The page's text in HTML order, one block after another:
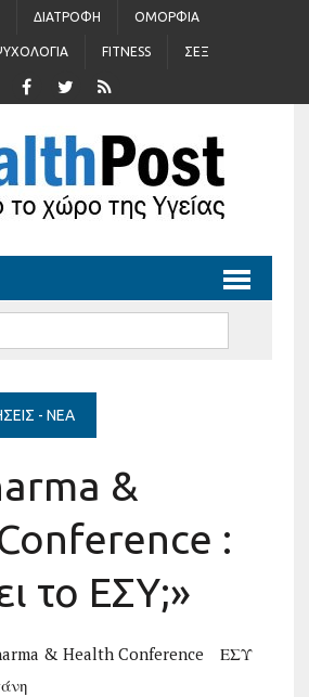
ΔΙΑΤΡΟΦΉ ΟΜΟΡΦΙΆ
FITNESS ΣΈΞ
- ΝΈΑ
&
:
το ΕΣΥ;»
& Health Conference
ΕΣΥ